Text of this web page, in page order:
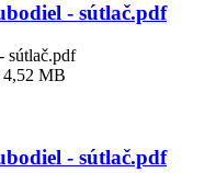
- sútlač.pdf
sútlač.pdf
MB
- sútlač.pdf